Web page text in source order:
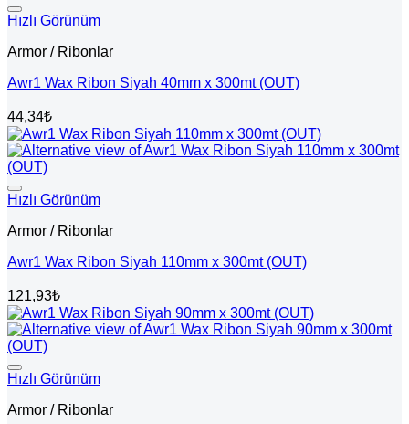
Hızlı Görünüm
Armor / Ribonlar
Awr1 Wax Ribon Siyah 40mm x 300mt (OUT)
44,34₺
Hızlı Görünüm
Armor / Ribonlar
Awr1 Wax Ribon Siyah 110mm x 300mt (OUT)
121,93₺
Hızlı Görünüm
Armor / Ribonlar